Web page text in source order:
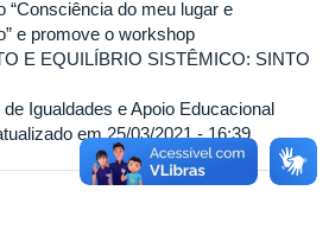
“Consciência do meu lugar e
e promove o workshop
E EQUILÍBRIO SISTÊMICO: SINTO
Igualdades e Apoio Educacional
em 25/03/2021 - 16:39